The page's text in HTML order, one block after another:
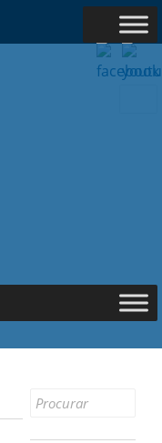
Search